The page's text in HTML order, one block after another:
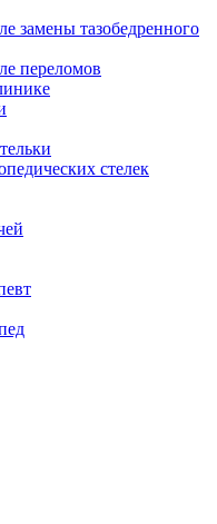
замены тазобедренного
переломов
стелек